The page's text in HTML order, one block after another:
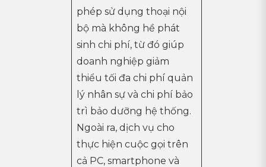
phép sử dụng thoại nội
bộ mà không hề phát
sinh chi phí, từ đó giúp
doanh nghiệp giảm
thiểu tối đa chi phí quản
lý nhân sự và chi phí bảo
trì bảo dưỡng hệ thống.
Ngoài ra, dịch vụ cho
thực hiện cuộc gọi trên
cả PC, smartphone và